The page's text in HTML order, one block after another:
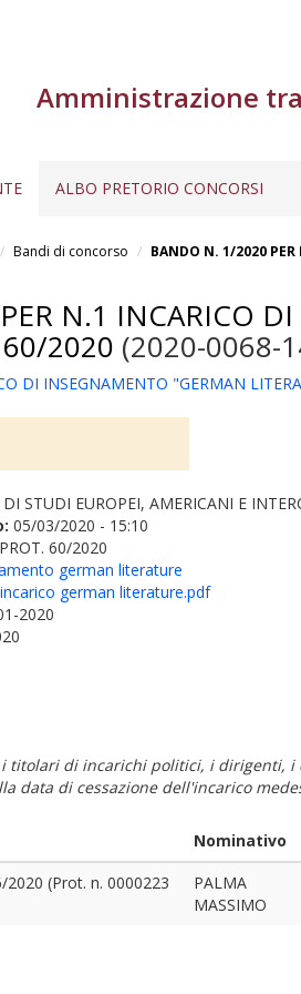
Amministrazione
ALBO PRETORIO CONCORSI
Bandi di concorso BANDO N. 1/2020
N.1 INCARICO
2020 (2020-0068-
DI INSEGNAMENTO "GERMAN
STUDI EUROPEI, AMERICANI E
05/03/2020 - 15:10
60/2020
german literature
german literature.pdf
2020
titolari di incarichi politici, i dirigenti,
data di cessazione dell'incarico
Nominativo
(Prot. n. 0000223
PALMA
MASSIMO